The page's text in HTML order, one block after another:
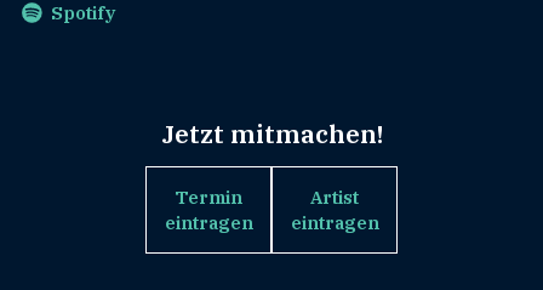
Spotify
Jetzt mitmachen!
Termin
eintragen
Artist
eintragen